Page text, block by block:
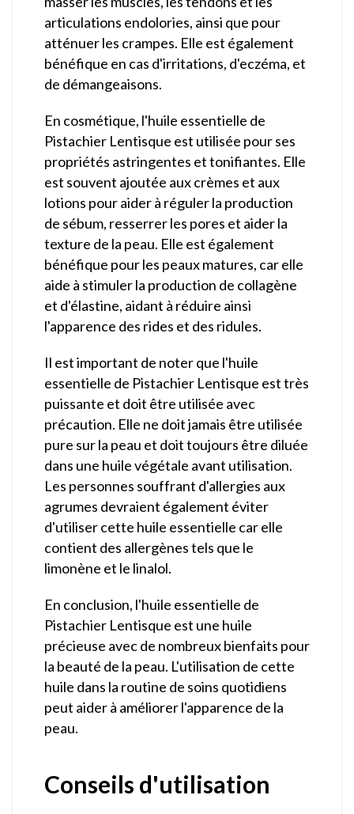
articulations endolories, ainsi que pour
atténuer les crampes. Elle est également
bénéfique en cas d'irritations, d'eczéma, et
de démangeaisons.
En cosmétique, l'huile essentielle de
Pistachier Lentisque est utilisée pour ses
propriétés astringentes et tonifiantes. Elle
est souvent ajoutée aux crèmes et aux
lotions pour aider à réguler la production
de sébum, resserrer les pores et aider la
texture de la peau. Elle est également
bénéfique pour les peaux matures, car elle
aide à stimuler la production de collagène
et d'élastine, aidant à réduire ainsi
l'apparence des rides et des ridules.
Il est important de noter que l'huile
essentielle de Pistachier Lentisque est très
puissante et doit être utilisée avec
précaution. Elle ne doit jamais être utilisée
pure sur la peau et doit toujours être diluée
dans une huile végétale avant utilisation.
Les personnes souffrant d'allergies aux
agrumes devraient également éviter
d'utiliser cette huile essentielle car elle
contient des allergènes tels que le
limonène et le linalol.
En conclusion, l'huile essentielle de
Pistachier Lentisque est une huile
précieuse avec de nombreux bienfaits pour
la beauté de la peau. L'utilisation de cette
huile dans la routine de soins quotidiens
peut aider à améliorer l'apparence de la
peau.
Conseils d'utilisation